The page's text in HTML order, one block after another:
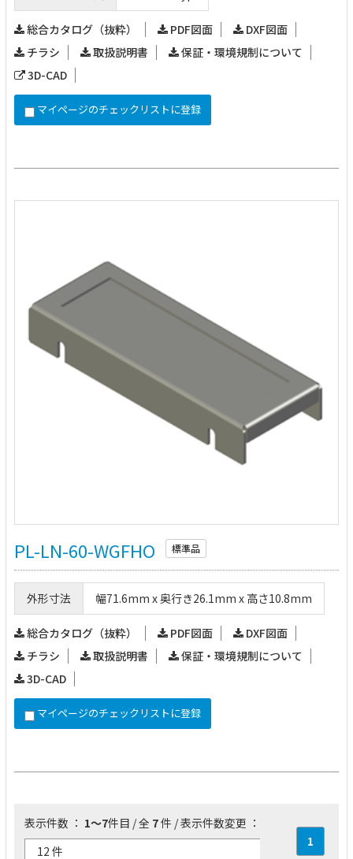
総合カタログ（抜粋） PDF図面
DXF図面
チラシ
取扱説明書
保証・環境規制について
3D-CAD
マイページのチェックリストに登録
PL-LN-60-WGFHO 標準品
外形寸法 幅71.6mm x 奥行き26.1mm x 高さ10.8mm
総合カタログ（抜粋） PDF図面
DXF図面
チラシ
取扱説明書
保証・環境規制について
3D-CAD
マイページのチェックリストに登録
表示件数 ： 1～7件目 / 全 7件 / 表示件数変更 ：
1